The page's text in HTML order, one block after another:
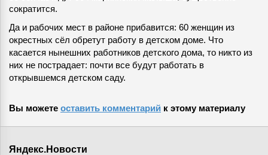
сократится.
Да и рабочих мест в районе прибавится: 60 женщин из
окрестных сёл обретут работу в детском доме. Что
касается нынешних работников детского дома, то никто из
них не пострадает: почти все будут работать в
открывшемся детском саду.
Вы можете оставить комментарий к этому материалу
Яндекс.Новости